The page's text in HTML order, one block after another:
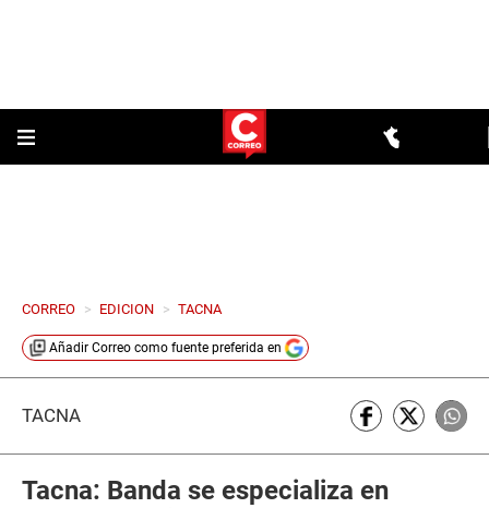
CORREO > EDICION > TACNA
Añadir Correo como fuente preferida en
TACNA
Tacna: Banda se especializa en